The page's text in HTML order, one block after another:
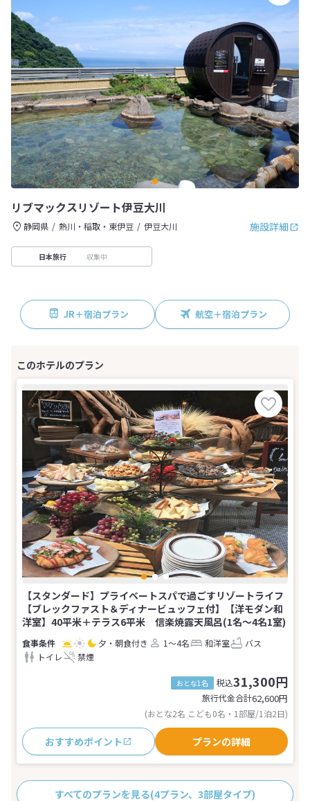
リブマックスリゾート伊豆大川
施設詳細
静岡県 熱川・稲取・東伊豆 伊豆大川
日本旅行 収集中
JR＋宿泊プラン 航空＋宿泊プラン
【スタンダード】プライベートスパで過ごすリゾートライフ
【ブレックファスト＆ディナービュッフェ付】【洋モダン和
洋室】40平米＋テラス6平米 信楽焼露天風呂(1名～4名1室)
夕・朝食付き 1～4名 和洋室
バス
トイレ
禁煙
おとな1名 税込31,300円
旅行代金合計62,600円
(おとな2名 こども0名・1部屋/1泊2日)
おすすめポイント プランの詳細
すべてのプランを見る(4プラン、3部屋タイプ)